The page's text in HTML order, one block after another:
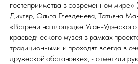
гостеприимства в современном
Дихтяр, Ольга Глезденева, Татьяна
«Встречи на площадке Улан-
краеведческого музея в рамках
традиционными и проходят всегда в
дружеской обстановке», - отметили